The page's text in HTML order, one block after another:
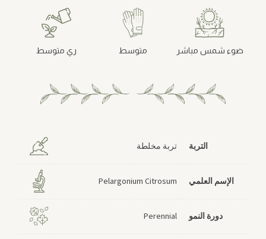
ضوء شمس مباشر متوسط ري متوسط
التربة تربة مخلطة
الإسم العلمي Pelargonium Citrosum
دورة النمو Perennial